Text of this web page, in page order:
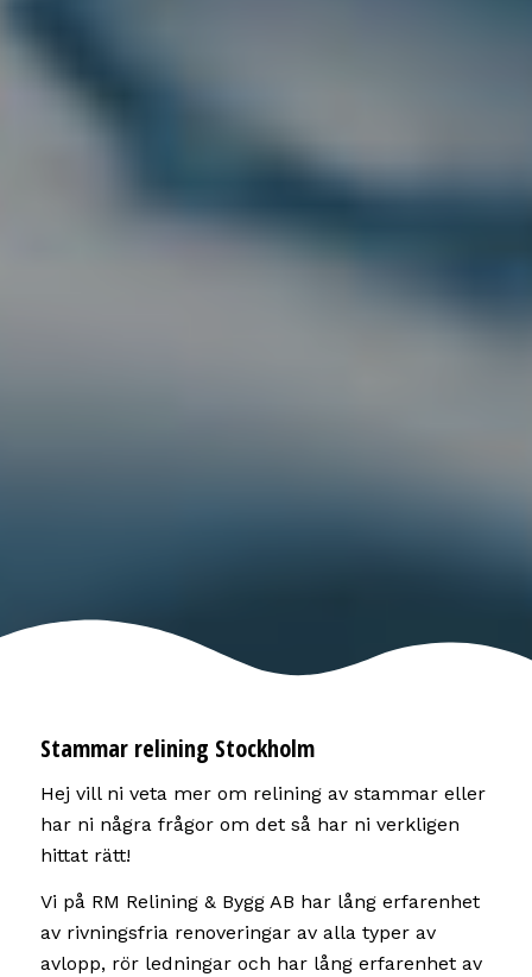
Stammar relining Stockholm
Hej vill ni veta mer om relining av stammar eller
har ni några frågor om det så har ni verkligen
hittat rätt!
Vi på RM Relining & Bygg AB har lång erfarenhet
av rivningsfria renoveringar av alla typer av
avlopp, rör ledningar och har lång erfarenhet av